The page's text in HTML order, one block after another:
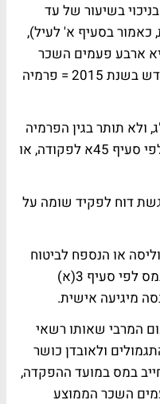
בשיעור של עד
כאמור בסעיף א' לעיל),
ארבע פעמים השכר
הממוצע במשק. 37,040 ש"ח לחודש בשנת 2015 = פרמיה
ולא תותר בגין הפרמיה
הטבת מס נוספת באמצעות זיכוי לפי סעיף 45א לפקודה, או
דוח לפקיד שומה על
או הנספח לביטוח
מפני אובדן כושר עבודה, חייבות במס לפי סעיף 3(א)
מיגיעה אישית.
הסכום המרבי שאותו רשאי
ולאובדן כושר
במס במועד ההפקדה,
7.5% משכר עד 4 פעמים השכר הממוצע